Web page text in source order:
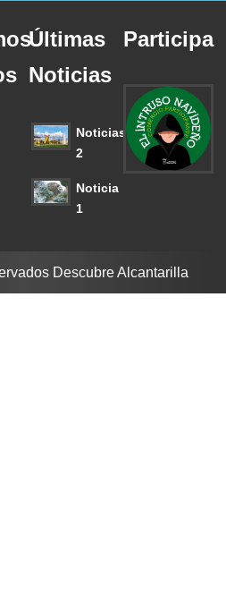
Últimas
Noticias
Noticias
2
Noticia
1
Participa
Descubre Alcantarilla